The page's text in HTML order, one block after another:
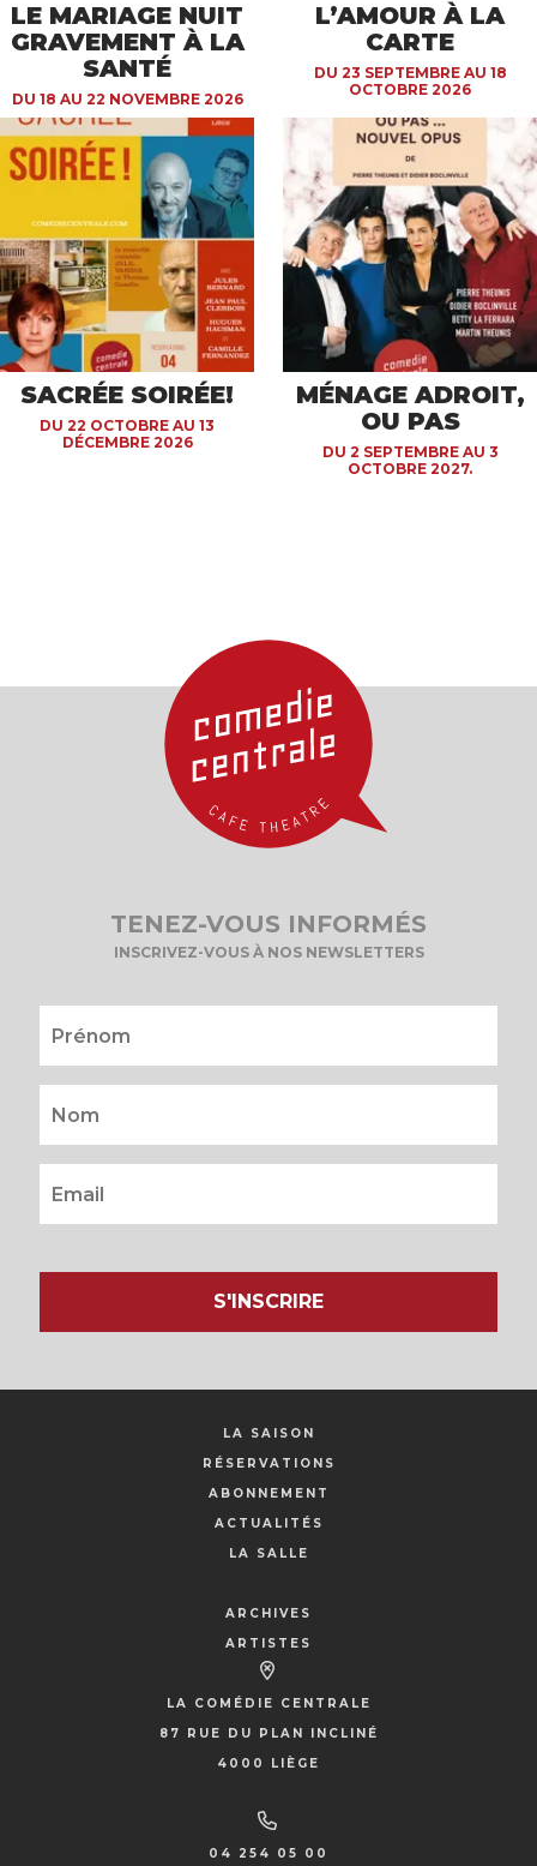
LE MARIAGE NUIT
GRAVEMENT À LA
SANTÉ
DU 18 AU 22 NOVEMBRE 2026
L’AMOUR À LA
CARTE
DU 23 SEPTEMBRE AU 18
OCTOBRE 2026
SACRÉE SOIRÉE!
DU 22 OCTOBRE AU 13
DÉCEMBRE 2026
MÉNAGE ADROIT,
OU PAS
DU 2 SEPTEMBRE AU 3
OCTOBRE 2027.
TENEZ-VOUS INFORMÉS
INSCRIVEZ-VOUS À NOS NEWSLETTERS
S'INSCRIRE
LA SAISON
RÉSERVATIONS
ABONNEMENT
ACTUALITÉS
LA SALLE
ARCHIVES
ARTISTES
LA COMÉDIE CENTRALE
87 RUE DU PLAN INCLINÉ
4000 LIÈGE
04 254 05 00